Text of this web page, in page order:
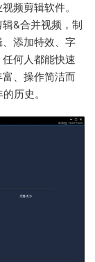
频剪辑软件。
&合并视频，制
添加特效、字
何人都能快速
、操作简洁而
历史。